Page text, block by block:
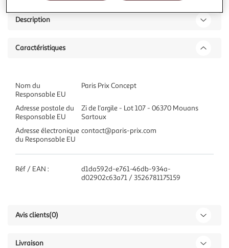
Description
Caractéristiques
Nom du
Responsable EU
Paris Prix Concept
Adresse postale du
Responsable EU
Zi de l'argile - Lot 107 - 06370 Mouans
Sartoux
Adresse électronique
du Responsable EU
contact@paris-prix.com
Réf / EAN :
d1da592d-e761-46db-934a-
d02902c63a71 / 3526781175159
Avis clients(0)
Livraison